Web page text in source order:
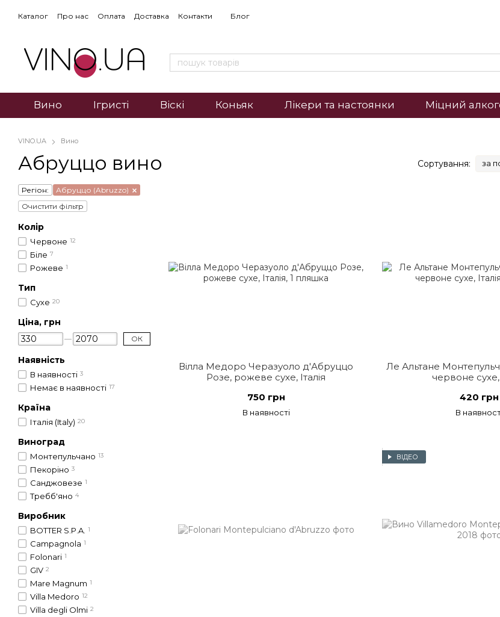
Каталог Про нас Оплата Доставка Контакти Блог
Вино Ігристі Віскі Коньяк Лікери та настоянки Міцний
VINO.UA Вино
Абруццо вино Сортування: за
Вілла Медоро Черазуоло д'Абруццо
Розе, рожеве сухе, Італія
750 грн
В наявності
Ле Альтане
червоне сухе,
420 грн
В
ВІДЕО
Регіон:
Абруццо (Abruzzo)
Очистити фільтр
Колір
Червоне 12
Біле 7
Рожеве 1
Тип
Сухе 20
Ціна, грн
ОК
Наявність
В наявності 3
Немає в наявності 17
Країна
Італія (Italy) 20
Виноград
Монтепульчано 13
Пекоріно 3
Санджовезе 1
Требб'яно 4
Виробник
BOTTER S.P.A. 1
Campagnola 1
Folonari 1
GIV 2
Mare Magnum 1
Villa Medoro 12
Villa degli Olmi 2